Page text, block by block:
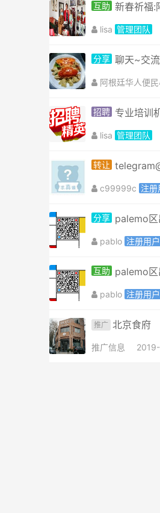
互助 新春祈福:
lisa 管理团队
分享 聊天~交流
阿根廷华人便
招聘 专业培训
lisa 管理团队
转让
c99999c 注册
分享 palemo区
pablo 注册用户
互助 palemo区
pablo 注册用户
推广 北京食府
推广信息